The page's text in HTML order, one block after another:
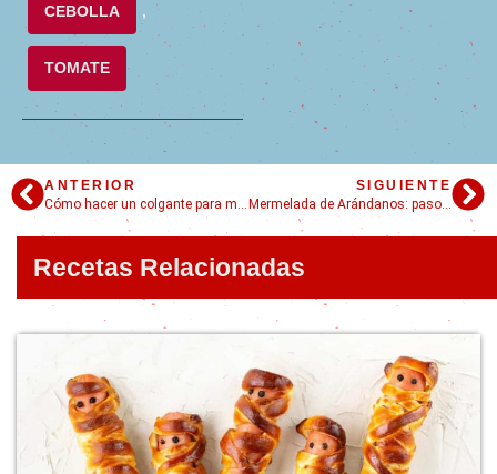
CEBOLLA ,
TOMATE
ANTERIOR
SIGUIENTE
Mermelada de Arándanos: paso a paso para que quede perfecta
Recetas Relacionadas